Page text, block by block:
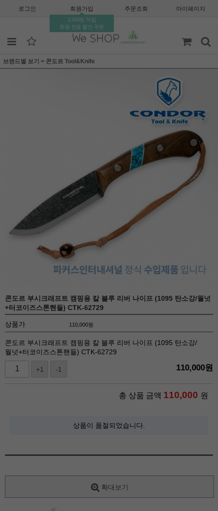
로그인 회원가입
2,000원 적립
회원 전용 할인 쿠폰
주문조회 마이페이지
브랜드별 보기 > 콘도르 Tool&Knife
콘도르 부시크래프트 캠핑용 칼 블루 리버 나이프 (1095 탄소강/월넛
+터코이즈스톤핸들) CTK-62729
상품가 110,000원
콘도르 부시크래프트 캠핑용 칼 블루 리버 나이프 (1095 탄소강/
월넛+터코이즈스톤핸들) CTK-62729
+1 -1 110,000원
총 상품 금액 110,000 원
상품이 품절되었습니다.
확대보기